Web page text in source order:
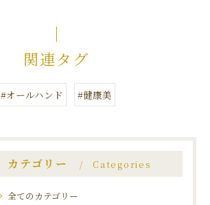
関連タグ
#オールハンド #健康美
カテゴリー Categories
全てのカテゴリー